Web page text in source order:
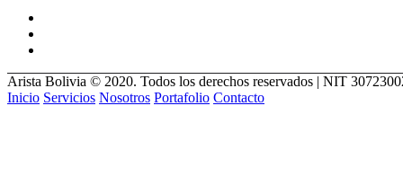
Arista Bolivia © 2020. Todos los derechos reservados | NIT
Inicio Servicios Nosotros Portafolio Contacto